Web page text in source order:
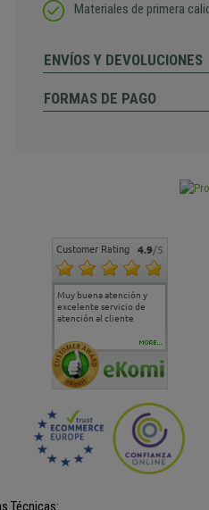
Materiales de primera
ENVÍOS Y DEVOLUCIONES
FORMAS DE PAGO
Customer Rating 4.9/5
Muy buena atención y
excelente servicio de
atención al cliente
Muy
cara al
comercial
MORE...